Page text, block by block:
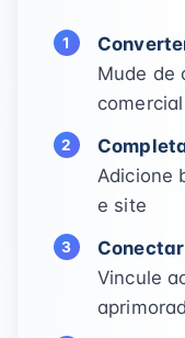
Mude de
comercial
Adicione
e site
Vincule